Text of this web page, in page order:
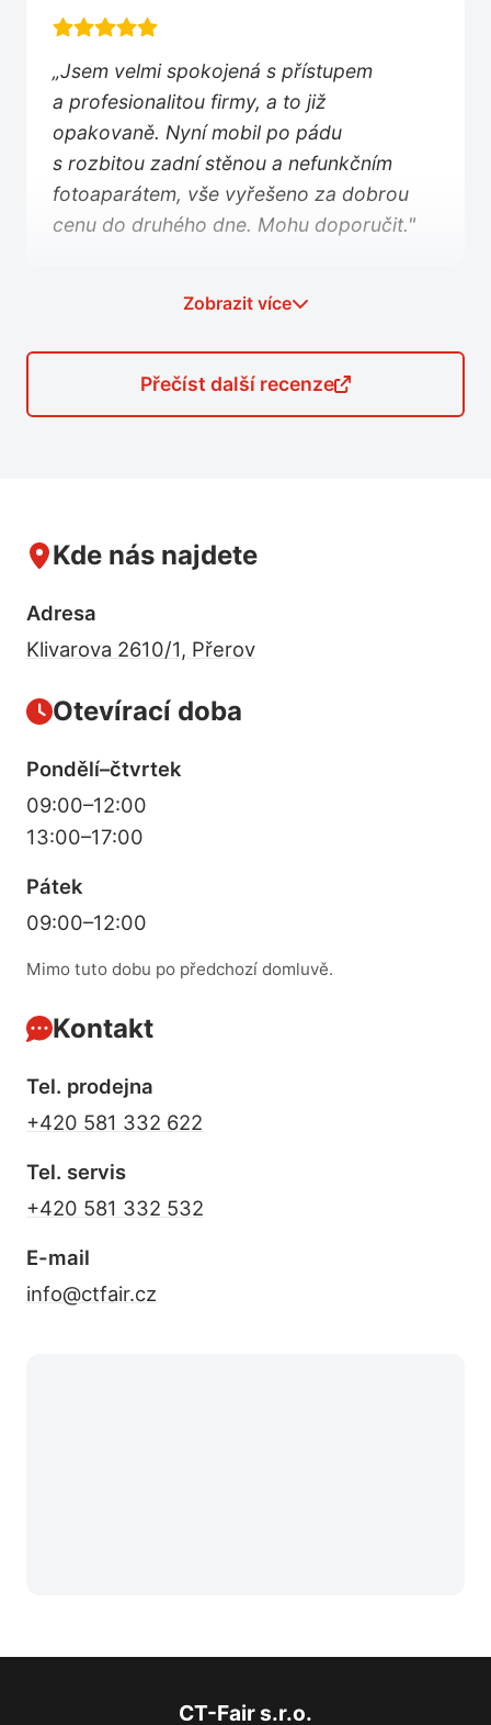
Zobrazit více
„Jsem velmi spokojená s přístupem
a profesionalitou firmy, a to již
opakovaně. Nyní mobil po pádu
s rozbitou zadní stěnou a nefunkčním
fotoaparátem, vše vyřešeno za dobrou
cenu do druhého dne. Mohu doporučit."
„Firma nezklamala mé očekávání. Přístup
pracovnice přebírající tablet k opravě
„Absolutní spokojenost s paní majitelkou.
lidský a výstup našeho problému byl
hladce vyřešen. Děkuji mnohokrát."
Přečíst další recenze
Kde nás najdete
Adresa
Klivarova 2610/1, Přerov
Otevírací doba
Pondělí–čtvrtek
09:00–12:00
13:00–17:00
Pátek
09:00–12:00
Mimo tuto dobu po předchozí domluvě.
Kontakt
Tel. prodejna
+420 581 332 622
Tel. servis
+420 581 332 532
E-mail
info@ctfair.cz
CT-Fair s.r.o.